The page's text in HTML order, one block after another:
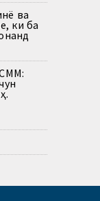
ва
ки ба